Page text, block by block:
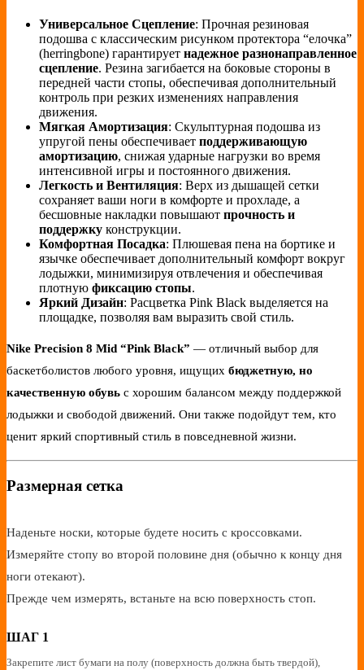
Универсальное Сцепление: Прочная резиновая
подошва с классическим рисунком протектора “елочка”
(herringbone) гарантирует надежное разнонаправленное
сцепление. Резина загибается на боковые стороны в
передней части стопы, обеспечивая дополнительный
контроль при резких изменениях направления
движения.
Мягкая Амортизация: Скульптурная подошва из
упругой пены обеспечивает поддерживающую
амортизацию, снижая ударные нагрузки во время
интенсивной игры и постоянного движения.
Легкость и Вентиляция: Верх из дышащей сетки
сохраняет ваши ноги в комфорте и прохладе, а
бесшовные накладки повышают прочность и
поддержку конструкции.
Комфортная Посадка: Плюшевая пена на бортике и
язычке обеспечивает дополнительный комфорт вокруг
лодыжки, минимизируя отвлечения и обеспечивая
плотную фиксацию стопы.
Яркий Дизайн: Расцветка Pink Black выделяется на
площадке, позволяя вам выразить свой стиль.
Nike Precision 8 Mid “Pink Black” — отличный выбор для
баскетболистов любого уровня, ищущих бюджетную, но
качественную обувь с хорошим балансом между поддержкой
лодыжки и свободой движений. Они также подойдут тем, кто
ценит яркий спортивный стиль в повседневной жизни.
Размерная сетка
Наденьте носки, которые будете носить с кроссовками.
Измеряйте стопу во второй половине дня (обычно к концу дня
ноги отекают).
Прежде чем измерять, встаньте на всю поверхность стоп.
ШАГ 1
Закрепите лист бумаги на полу (поверхность должна быть твердой),